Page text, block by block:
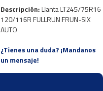
Descripción:Llanta LT245/75R16
120/116R FULLRUN FRUN-SIX
AUTO
¿Tienes una duda? ¡Mandanos
un mensaje!